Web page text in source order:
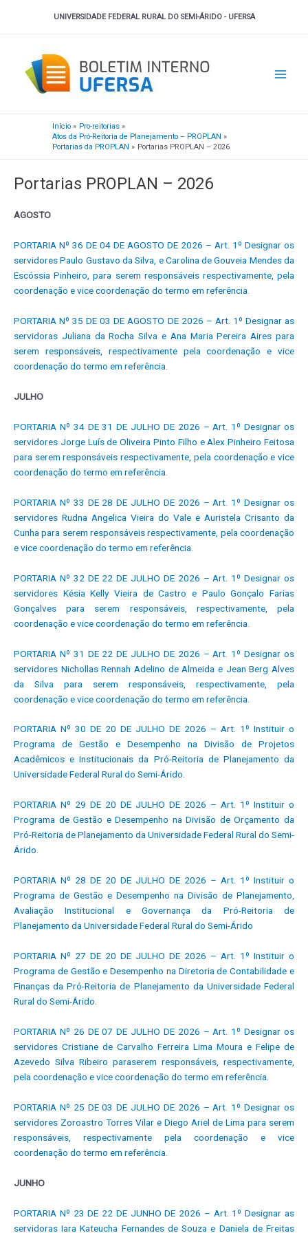
UNIVERSIDADE FEDERAL RURAL DO SEMI-ÁRIDO - UFERSA
Menu
Início
Pro-reitorias
Atos da Pró-Reitoria de Planejamento – PROPLAN
Portarias da PROPLAN
Portarias PROPLAN – 2026
Portarias PROPLAN – 2026
AGOSTO
PORTARIA Nº 36 DE 04 DE AGOSTO DE 2026 – Art. 1º Designar os
servidores Paulo Gustavo da Silva, e Carolina de Gouveia Mendes da
Escóssia Pinheiro, para serem responsáveis respectivamente, pela
coordenação e vice coordenação do termo em referência.
PORTARIA Nº 35 DE 03 DE AGOSTO DE 2026 – Art. 1º Designar as
servidoras Juliana da Rocha Silva e Ana Maria Pereira Aires para
serem responsáveis, respectivamente pela coordenação e vice
coordenação do termo em referência.
JULHO
PORTARIA Nº 34 DE 31 DE JULHO DE 2026 – Art. 1º Designar os
servidores Jorge Luís de Oliveira Pinto Filho e Alex Pinheiro Feitosa
para serem responsáveis respectivamente, pela coordenação e vice
coordenação do termo em referência.
PORTARIA Nº 33 DE 28 DE JULHO DE 2026 – Art. 1º Designar os
servidores Rudna Angelica Vieira do Vale e Auristela Crisanto da
Cunha para serem responsáveis respectivamente, pela coordenação
e vice coordenação do termo em referência.
PORTARIA Nº 32 DE 22 DE JULHO DE 2026 – Art. 1º Designar os
servidores Késia Kelly Vieira de Castro e Paulo Gonçalo Farias
Gonçalves para serem responsáveis, respectivamente, pela
coordenação e vice coordenação do termo em referência.
PORTARIA Nº 31 DE 22 DE JULHO DE 2026 – Art. 1º Designar os
servidores Nichollas Rennah Adelino de Almeida e Jean Berg Alves
da Silva para serem responsáveis, respectivamente, pela
coordenação e vice coordenação do termo em referência.
PORTARIA Nº 30 DE 20 DE JULHO DE 2026 – Art. 1º Instituir o
Programa de Gestão e Desempenho na Divisão de Projetos
Acadêmicos e Institucionais da Pró-Reitoria de Planejamento da
Universidade Federal Rural do Semi-Árido.
PORTARIA Nº 29 DE 20 DE JULHO DE 2026 – Art. 1º Instituir o
Programa de Gestão e Desempenho na Divisão de Orçamento da
Pró-Reitoria de Planejamento da Universidade Federal Rural do Semi-
Árido.
PORTARIA Nº 28 DE 20 DE JULHO DE 2026 – Art. 1º Instituir o
Programa de Gestão e Desempenho na Divisão de Planejamento,
Avaliação Institucional e Governança da Pró-Reitoria de
Planejamento da Universidade Federal Rural do Semi-Árido
PORTARIA Nº 27 DE 20 DE JULHO DE 2026 – Art. 1º Instituir o
Programa de Gestão e Desempenho na Diretoria de Contabilidade e
Finanças da Pró-Reitoria de Planejamento da Universidade Federal
Rural do Semi-Árido.
PORTARIA Nº 26 DE 07 DE JULHO DE 2026 – Art. 1º Designar os
servidores Cristiane de Carvalho Ferreira Lima Moura e Felipe de
Azevedo Silva Ribeiro paraserem responsáveis, respectivamente,
pela coordenação e vice coordenação do termo em referência.
PORTARIA Nº 25 DE 03 DE JULHO DE 2026 – Art. 1º Designar os
servidores Zoroastro Torres Vilar e Diego Ariel de Lima para serem
responsáveis, respectivamente pela coordenação e vice
coordenação do termo em referência.
JUNHO
PORTARIA Nº 23 DE 22 DE JUNHO DE 2026 – Art. 1º Designar as
servidoras Iara Kateucha Fernandes de Souza e Daniela de Freitas